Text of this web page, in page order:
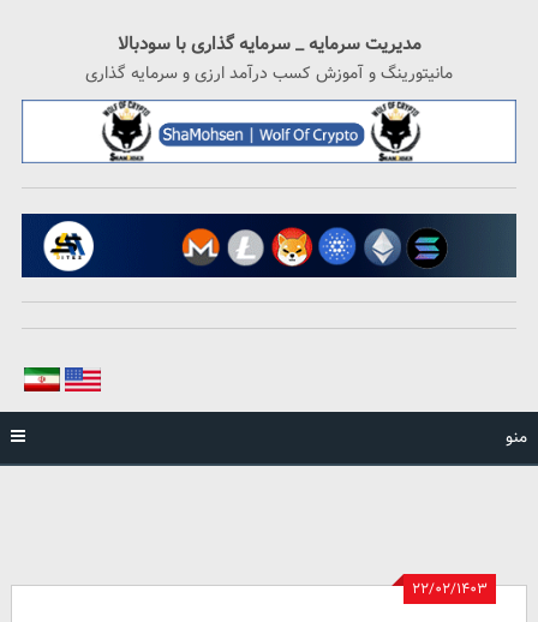
مدیریت سرمایه _ سرمایه گذاری با سودبالا
مانیتورینگ و آموزش کسب درآمد ارزی و سرمایه گذاری
منو
۲۲/۰۲/۱۴۰۳